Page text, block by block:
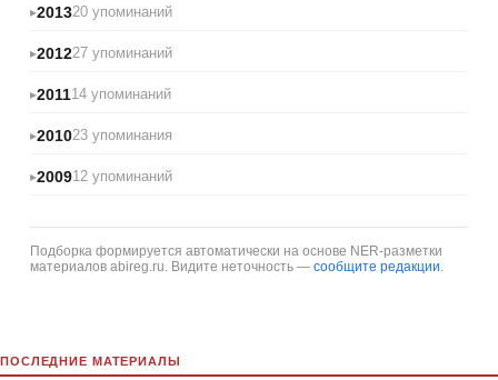
201320 упоминаний
201227 упоминаний
201114 упоминаний
201023 упоминания
200912 упоминаний
Подборка формируется автоматически на основе NER-разметки
материалов abireg.ru. Видите неточность — сообщите редакции
ПОСЛЕДНИЕ МАТЕРИАЛЫ